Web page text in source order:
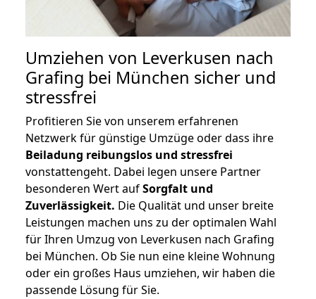
Umziehen von Leverkusen nach
Grafing bei München sicher und
stressfrei
Profitieren Sie von unserem erfahrenen
Netzwerk für günstige Umzüge oder dass ihre
Beiladung reibungslos und stressfrei
vonstattengeht. Dabei legen unsere Partner
besonderen Wert aufSorgfalt und
Zuverlässigkeit. Die Qualität und unser breite
Leistungen machen uns zu der optimalen Wahl
für Ihren Umzug von Leverkusen nach Grafing
bei München. Ob Sie nun eine kleine Wohnung
oder ein großes Haus umziehen, wir haben die
passende Lösung für Sie.